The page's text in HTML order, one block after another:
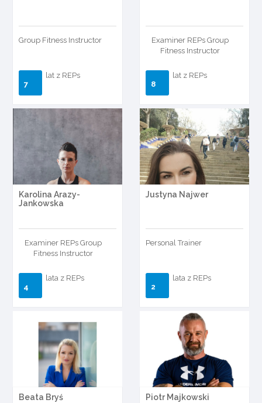
Group Fitness Instructor
7
lat z REPs
Examiner REPs Group
Fitness Instructor
8
lat z REPs
Karolina Arazy-
Jankowska
Examiner REPs Group
Fitness Instructor
4
lata z REPs
Justyna Najwer
Personal Trainer
2
lata z REPs
Beata Bryś Piotr Majkowski